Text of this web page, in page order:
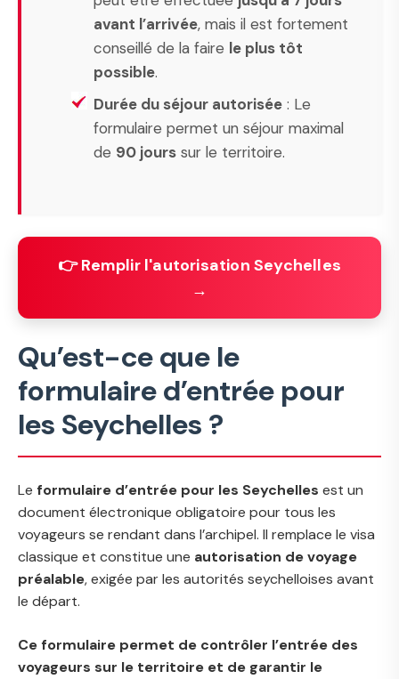
avant l’arrivée, mais il est fortement
conseillé de la faire le plus tôt
possible.
Durée du séjour autorisée : Le
formulaire permet un séjour maximal
de 90 jours sur le territoire.
👉 Remplir l'autorisation Seychelles
→
Qu’est-ce que le
formulaire d’entrée pour
les Seychelles ?
Le formulaire d’entrée pour les Seychelles est un
document électronique obligatoire pour tous les
voyageurs se rendant dans l’archipel. Il remplace le visa
classique et constitue une autorisation de voyage
préalable, exigée par les autorités seychelloises avant
le départ.
Ce formulaire permet de contrôler l’entrée des
voyageurs sur le territoire et de garantir le